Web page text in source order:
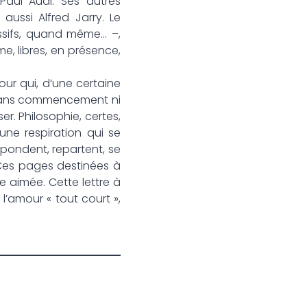
Alfred Jarry. Le
quand même… –,
libres, en présence,
qui, d’une certaine
commencement ni
Philosophie, certes,
respiration qui se
repartent, se
pages destinées à
aimée. Cette lettre à
« tout court »,